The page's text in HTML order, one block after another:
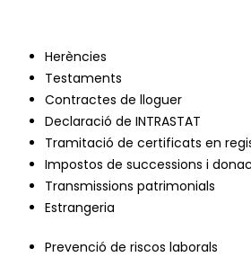
Herències
Testaments
Contractes de lloguer
Declaració de INTRASTAT
Tramitació de certificats en
Impostos de successions i
Transmissions patrimonials
Estrangeria
Prevenció de riscos laborals